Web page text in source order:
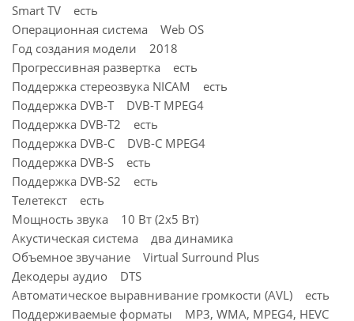
Smart TV есть
Операционная система Web OS
Год создания модели 2018
Прогрессивная развертка есть
Поддержка стереозвука NICAM есть
Поддержка DVB-T DVB-T MPEG4
Поддержка DVB-T2 есть
Поддержка DVB-C DVB-C MPEG4
Поддержка DVB-S есть
Поддержка DVB-S2 есть
Телетекст есть
Мощность звука 10 Вт (2х5 Вт)
Акустическая система два динамика
Объемное звучание Virtual Surround Plus
Декодеры аудио DTS
Автоматическое выравнивание громкости (AVL) есть
Поддерживаемые форматы MP3, WMA, MPEG4, HEVC